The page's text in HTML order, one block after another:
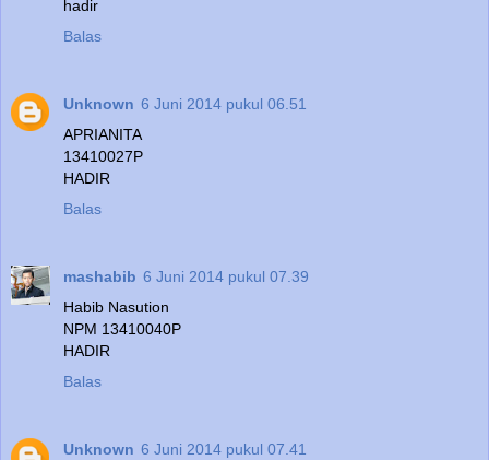
hadir
Balas
Unknown 6 Juni 2014 pukul 06.51
APRIANITA
13410027P
HADIR
Balas
mashabib 6 Juni 2014 pukul 07.39
Habib Nasution
NPM 13410040P
HADIR
Balas
Unknown 6 Juni 2014 pukul 07.41